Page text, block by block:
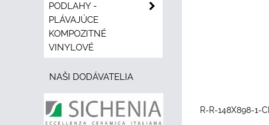
R-R-148X898-1-
PODLAHY -
PLÁVAJÚCE
KOMPOZITNÉ
VINYLOVÉ
NAŠI DODÁVATELIA